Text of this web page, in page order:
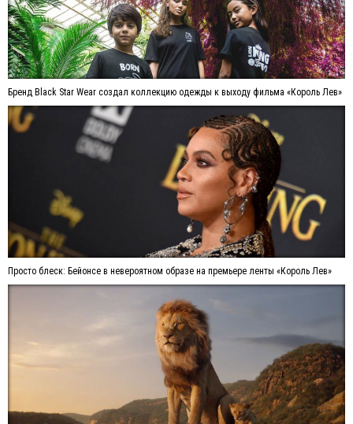
Бренд Black Star Wear создал коллекцию одежды к выходу фильма «Король Лев»
Просто блеск: Бейонсе в невероятном образе на премьере ленты «Король Лев»